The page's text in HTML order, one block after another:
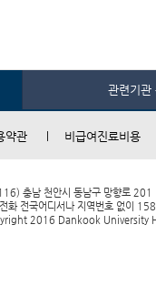
관련기관
약관 비급여진료비용
충남 천안시 동남구 망향로 201
화 전국어디서나 지역번호 없이
2016 Dankook University